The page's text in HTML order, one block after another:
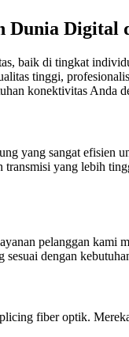
Digital
baik di tingkat
tinggi,
konektivitas Anda
yang sangat
yang lebih
pelanggan kami
dengan
fiber optik.